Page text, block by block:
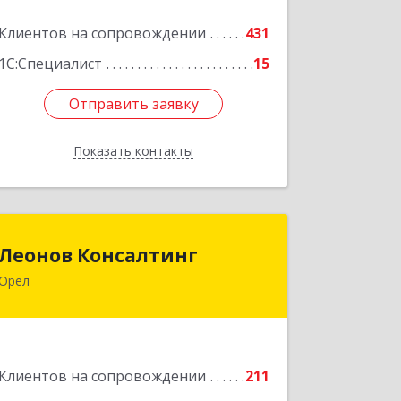
Клиентов на сопровождении
431
1С:Специалист
15
Отправить заявку
Показать контакты
Отправить заявку
Назад
Консалтинг
Клиентов на сопровождении
211
302030, Орловская обл, Орловский р-
Подробнее